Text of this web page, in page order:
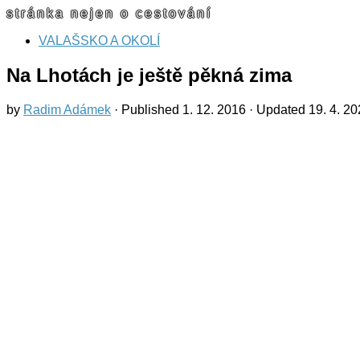
stránka nejen o cestování
VALAŠSKO A OKOLÍ
Na Lhotách je ještě pěkná zima
by Radim Adámek · Published 1. 12. 2016 · Updated 19. 4.